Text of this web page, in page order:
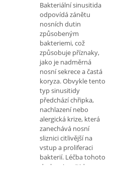
Bakteriální sinusitida
odpovídá zánětu
nosních dutin
způsobeným
bakteriemi, což
způsobuje příznaky,
jako je nadměrná
nosní sekrece a častá
koryza. Obvykle tento
typ sinusitidy
předchází chřipka,
nachlazení nebo
alergická krize, která
zanechává nosní
sliznici citlivější na
vstup a proliferaci
bakterií. Léčba tohoto
druhu sinusitidy,